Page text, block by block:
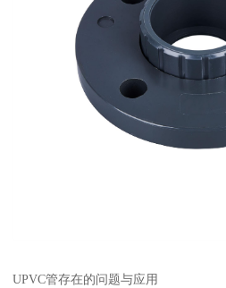
UPVC管存在的问题与应用